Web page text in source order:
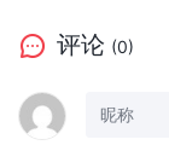
评论 (0)